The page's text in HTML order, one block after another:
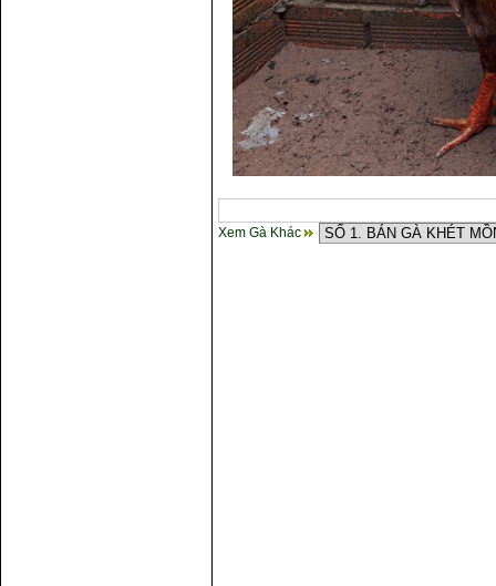
Xem Gà Khác